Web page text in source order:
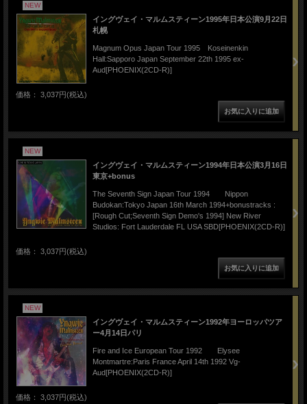
NEW
イングヴェイ・マルムスティーン1995年日本公演9月22日
札幌
Magnum Opus Japan Tour 1995 Koseinenkin
Hall:Sapporo Japan September 22th 1995 ex-
Aud[PHOENIX(2CD-R)]
価格： 3,037円(税込)
NEW
イングヴェイ・マルムスティーン1994年日本公演3月16日
東京+bonus
The Seventh Sign Japan Tour 1994 Nippon
Budokan:Tokyo Japan 16th March 1994+bonustracks :
[Rough Cut;Seventh Sign Demo's 1994] New River
Studios: Fort Lauderdale FL USA SBD[PHOENIX(2CD-R)]
価格： 3,037円(税込)
NEW
イングヴェイ・マルムスティーン1992年ヨーロッパツア
ー4月14日パリ
Fire and Ice European Tour 1992 Elysee
Montmartre:Paris France April 14th 1992 Vg-
Aud[PHOENIX(2CD-R)]
価格： 3,037円(税込)